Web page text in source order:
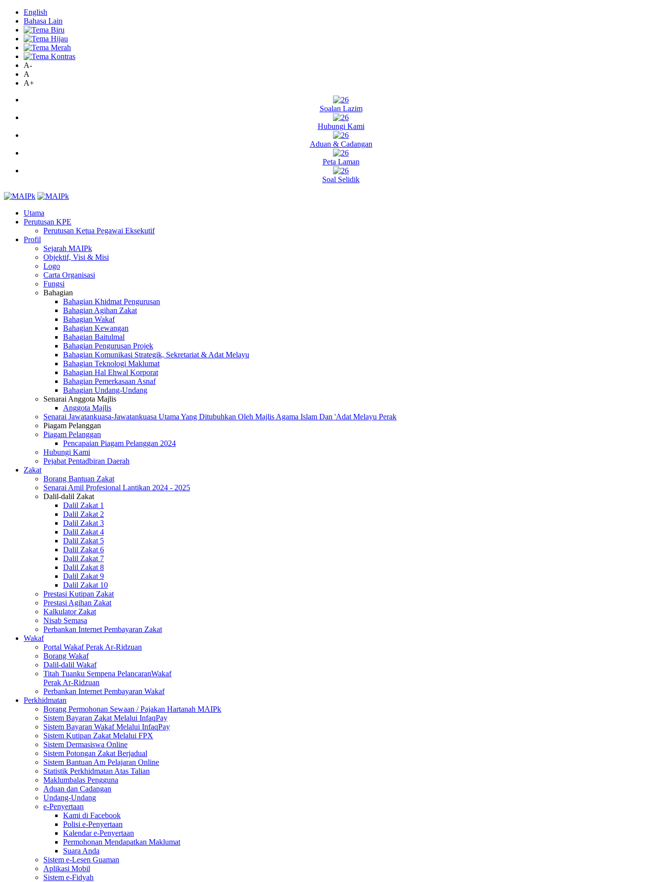
English
Bahasa Lain
A-
A
A+
Soalan Lazim
Hubungi Kami
Aduan & Cadangan
Peta Laman
Soal Selidik
Utama
Perutusan KPE
Perutusan Ketua Pegawai Eksekutif
Profil
Sejarah MAIPk
Objektif, Visi & Misi
Logo
Carta Organisasi
Fungsi
Bahagian
Bahagian Khidmat Pengurusan
Bahagian Agihan Zakat
Bahagian Wakaf
Bahagian Kewangan
Bahagian Baitulmal
Bahagian Pengurusan Projek
Bahagian Komunikasi Strategik, Sekretariat & Adat Melayu
Bahagian Teknologi Maklumat
Bahagian Hal Ehwal Korporat
Bahagian Pemerkasaan Asnaf
Bahagian Undang-Undang
Senarai Anggota Majlis
Anggota Majlis
Senarai Jawatankuasa-Jawatankuasa Utama Yang Ditubuhkan Oleh Majlis Agama Islam Dan 'Adat Melayu Perak
Piagam Pelanggan
Piagam Pelanggan
Pencapaian Piagam Pelanggan 2024
Hubungi Kami
Pejabat Pentadbiran Daerah
Zakat
Borang Bantuan Zakat
Senarai Amil Profesional Lantikan 2024 - 2025
Dalil-dalil Zakat
Dalil Zakat 1
Dalil Zakat 2
Dalil Zakat 3
Dalil Zakat 4
Dalil Zakat 5
Dalil Zakat 6
Dalil Zakat 7
Dalil Zakat 8
Dalil Zakat 9
Dalil Zakat 10
Prestasi Kutipan Zakat
Prestasi Agihan Zakat
Kalkulator Zakat
Nisab Semasa
Perbankan Internet Pembayaran Zakat
Wakaf
Portal Wakaf Perak Ar-Ridzuan
Borang Wakaf
Dalil-dalil Wakaf
Titah Tuanku Sempena PelancaranWakaf
Perak Ar-Ridzuan
Perbankan Internet Pembayaran Wakaf
Perkhidmatan
Borang Permohonan Sewaan / Pajakan Hartanah MAIPk
Sistem Bayaran Zakat Melalui InfaqPay
Sistem Bayaran Wakaf Melalui InfaqPay
Sistem Kutipan Zakat Melalui FPX
Sistem Dermasiswa Online
Sistem Potongan Zakat Berjadual
Sistem Bantuan Am Pelajaran Online
Statistik Perkhidmatan Atas Talian
Maklumbalas Pengguna
Aduan dan Cadangan
Undang-Undang
e-Penyertaan
Kami di Facebook
Polisi e-Penyertaan
Kalendar e-Penyertaan
Permohonan Mendapatkan Maklumat
Suara Anda
Sistem e-Lesen Guaman
Aplikasi Mobil
Sistem e-Fidyah